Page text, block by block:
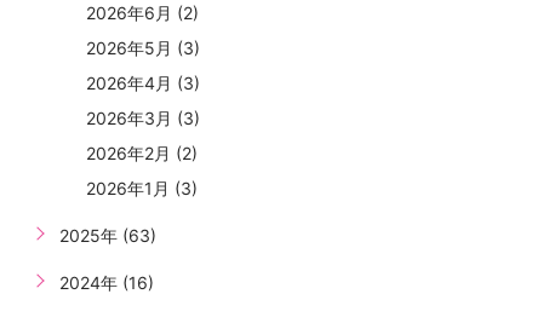
2026年6月 (2)
2026年5月 (3)
2026年4月 (3)
2026年3月 (3)
2026年2月 (2)
2026年1月 (3)
2025年 (63)
2024年 (16)